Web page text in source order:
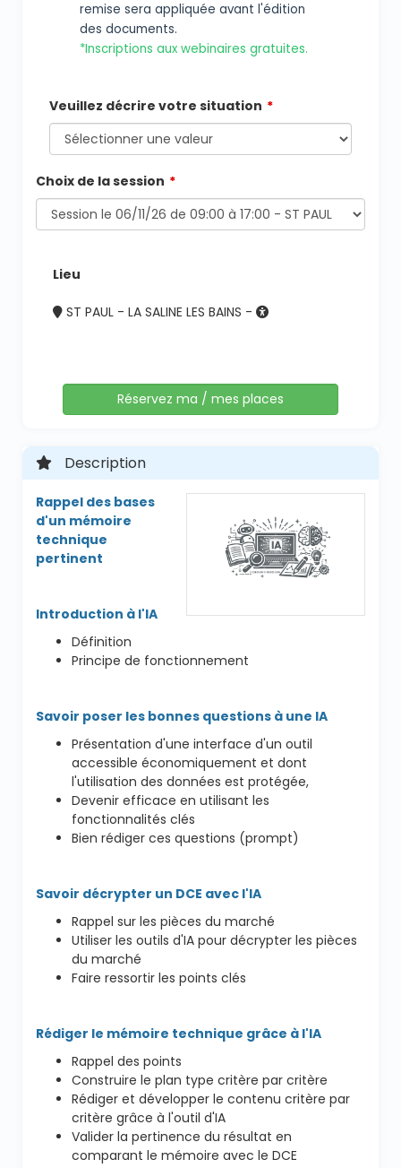
remise sera appliquée avant l'édition
des documents.
*Inscriptions aux webinaires gratuites.
Veuillez décrire votre situation
Choix de la session
Lieu
ST PAUL - LA SALINE LES BAINS -
Réservez ma / mes places
Description
Rappel des bases
d'un mémoire
technique
pertinent
Introduction à l'IA
Définition
Principe de fonctionnement
Savoir poser les bonnes questions à une IA
Présentation d'une interface d'un outil
accessible économiquement et dont
l'utilisation des données est protégée,
Devenir efficace en utilisant les
fonctionnalités clés
Bien rédiger ces questions (prompt)
Savoir décrypter un DCE avec l'IA
Rappel sur les pièces du marché
Utiliser les outils d'IA pour décrypter les pièces
du marché
Faire ressortir les points clés
Rédiger le mémoire technique grâce à l'IA
Rappel des points
Construire le plan type critère par critère
Rédiger et développer le contenu critère par
critère grâce à l'outil d'IA
Valider la pertinence du résultat en
comparant le mémoire avec le DCE